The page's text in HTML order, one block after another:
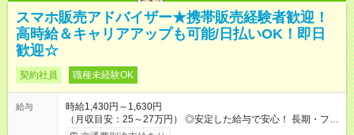
スマホ販売アドバイザー★携帯販売経験者歓迎！
高時給＆キャリアアップも可能/日払いOK！即日
歓迎☆
契約社員 職種未経験OK
給与
時給1,430円～1,630円
（月収目安：25～27万円） ◎安定した給与で安心！ 長期・フル
タイムで勤務いただける方にお越しいただきたいと思っていま